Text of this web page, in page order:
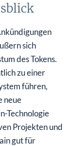
sich
des Tokens.
zu einer
führen,
neue
Technologie
Projekten und
gut für